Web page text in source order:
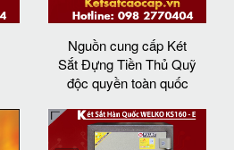
Nguồn cung cấp Két
Sắt Đựng Tiền Thủ Quỹ
độc quyền toàn quốc